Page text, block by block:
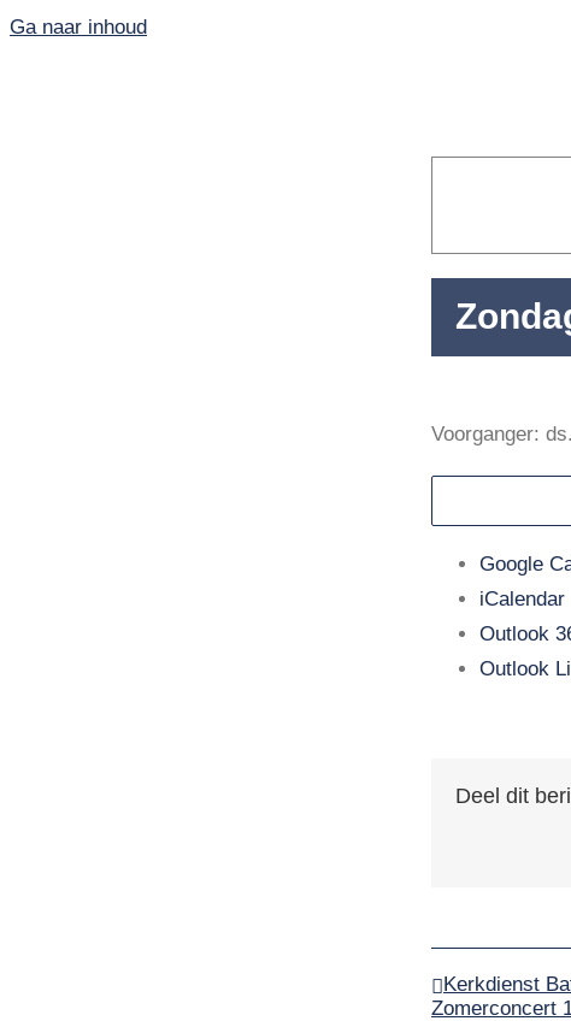
Ga naar inhoud
Voorganger:
Google
iCalendar
Outlook
Outlook
Deel dit
Kerkdienst
Zomerconcert